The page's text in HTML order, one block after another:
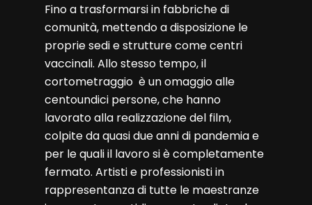
Fino a trasformarsi in fabbriche di
comunità, mettendo a disposizione le
proprie sedi e strutture come centri
vaccinali. Allo stesso tempo, il
cortometraggio è un omaggio alle
centoundici persone, che hanno
lavorato alla realizzazione del film,
colpite da quasi due anni di pandemia e
per le quali il lavoro si è completamente
fermato. Artisti e professionisti in
rappresentanza di tutte le maestranze